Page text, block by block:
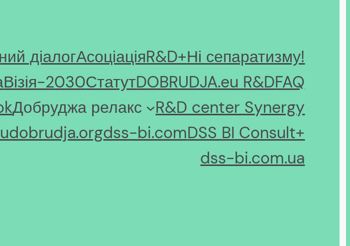
діалогАсоціаціяR&D+Ні сепаратизму!
Візія-2030СтатутDOBRUDJA.eu R&DFAQ
Добруджа релакс
R&D center Synergy
dobrudja.orgdss-bi.comDSS BI Consult+
dss-bi.com.ua